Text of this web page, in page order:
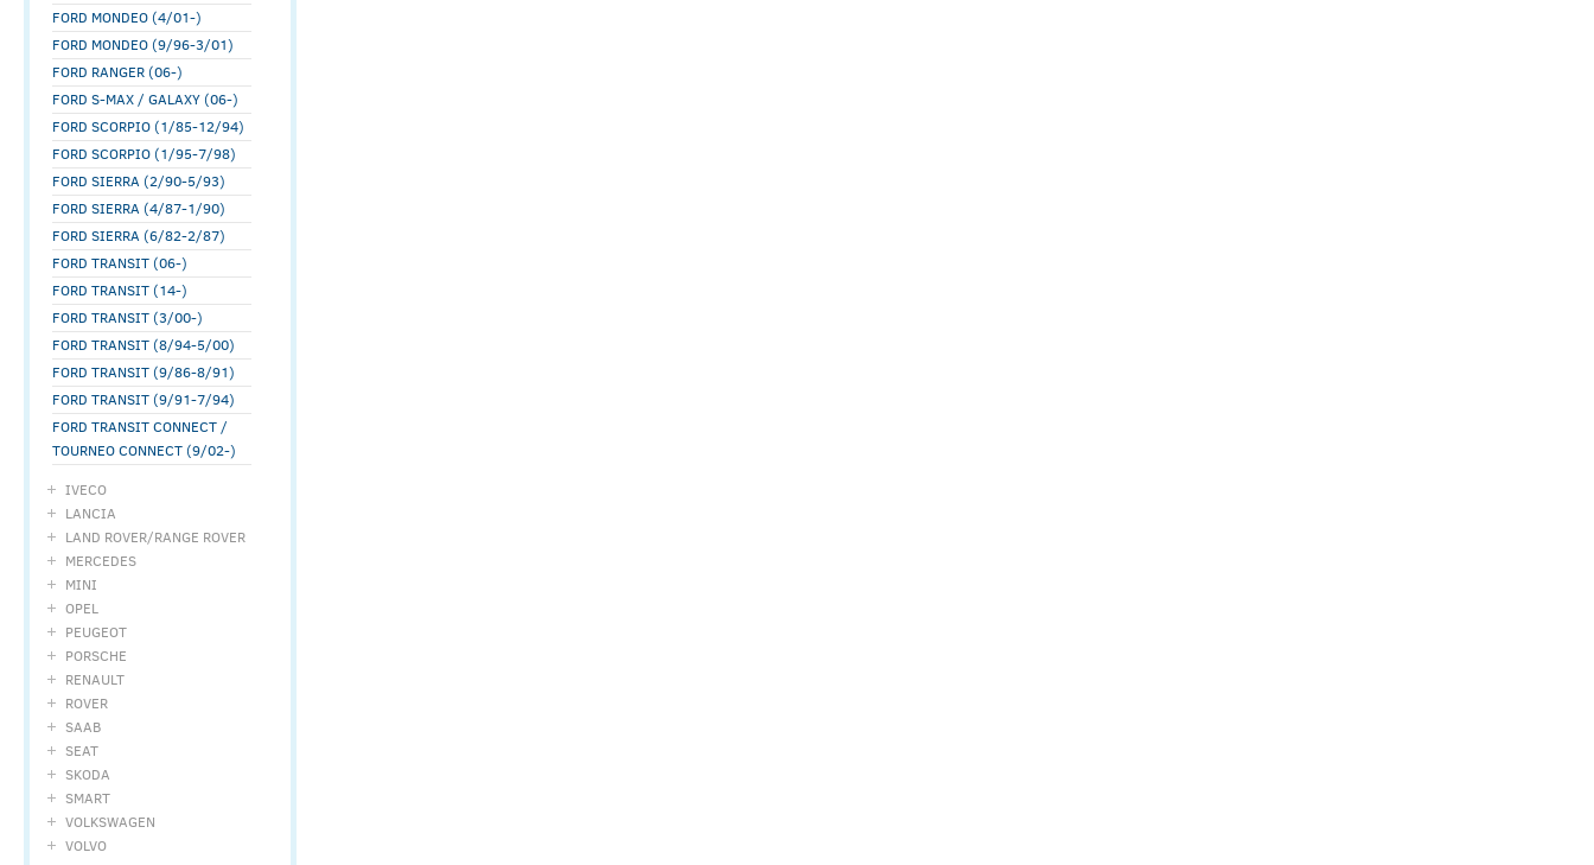
FORD MONDEO (4/01-)
FORD MONDEO (9/96-3/01)
FORD RANGER (06-)
FORD S-MAX / GALAXY (06-)
FORD SCORPIO (1/85-12/94)
FORD SCORPIO (1/95-7/98)
FORD SIERRA (2/90-5/93)
FORD SIERRA (4/87-1/90)
FORD SIERRA (6/82-2/87)
FORD TRANSIT (06-)
FORD TRANSIT (14-)
FORD TRANSIT (3/00-)
FORD TRANSIT (8/94-5/00)
FORD TRANSIT (9/86-8/91)
FORD TRANSIT (9/91-7/94)
FORD TRANSIT CONNECT /
TOURNEO CONNECT (9/02-)
IVECO
LANCIA
LAND ROVER/RANGE ROVER
MERCEDES
MINI
OPEL
PEUGEOT
PORSCHE
RENAULT
ROVER
SAAB
SEAT
SKODA
SMART
VOLKSWAGEN
VOLVO